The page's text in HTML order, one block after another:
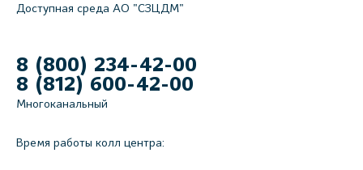
Доступная среда АО "СЗЦДМ"
8 (800) 234-42-00
8 (812) 600-42-00
Многоканальный
Время работы колл центра: